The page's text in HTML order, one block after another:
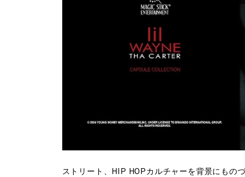
ストリート、HIP HOPカルチャーを背景にもの